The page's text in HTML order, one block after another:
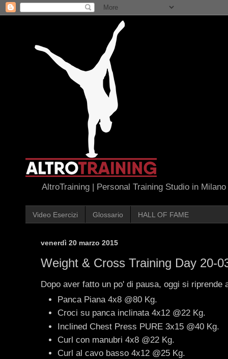
AltroTraining | Personal Training Studio in Milano
Video Esercizi Glossario HALL OF FAME
venerdì 20 marzo 2015
Weight & Cross Training Day 20-
Dopo aver fatto un po' di pausa, oggi si riprende
Panca Piana 4x8 @80 Kg.
Croci su panca inclinata 4x12 @22 Kg.
Inclined Chest Press PURE 3x15 @40 Kg.
Curl con manubri 4x8 @22 Kg.
Curl al cavo basso 4x12 @25 Kg.